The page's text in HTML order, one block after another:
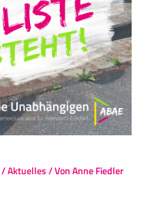
/Aktuelles/ VonAnne Fiedler